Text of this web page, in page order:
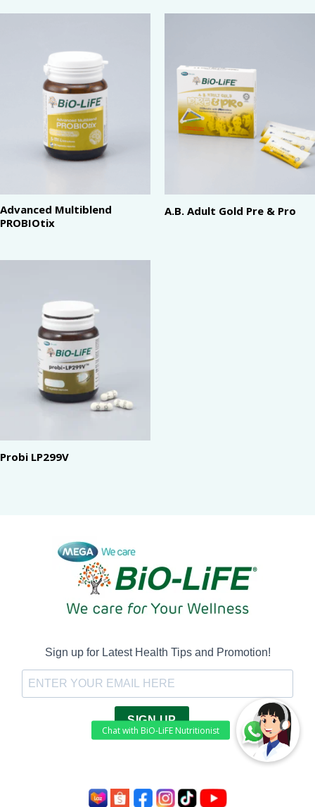
Advanced Multiblend
PROBIOtix
A.B. Adult Gold Pre & Pro
Probi LP299V
Sign up for Latest Health Tips and Promotion!
SIGN UP